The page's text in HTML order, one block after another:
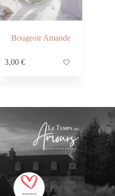
Bougeoir Amande
3,00 € 🤍